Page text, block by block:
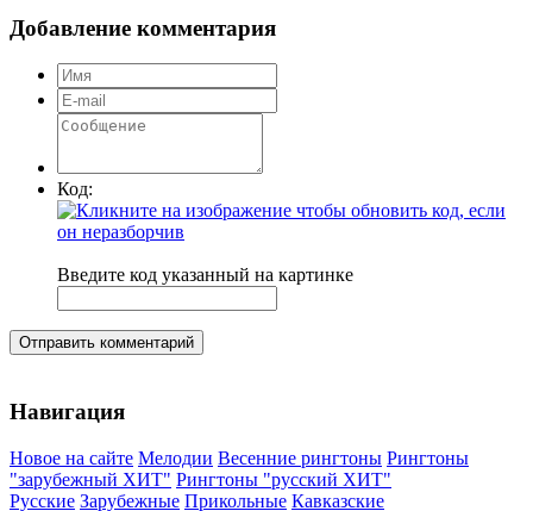
Добавление комментария
Код:
Введите код указанный на картинке
Отправить комментарий
Навигация
Новое на сайте Мелодии Весенние рингтоны Рингтоны
"зарубежный ХИТ" Рингтоны "русский ХИТ"
Русские Зарубежные Прикольные Кавказские